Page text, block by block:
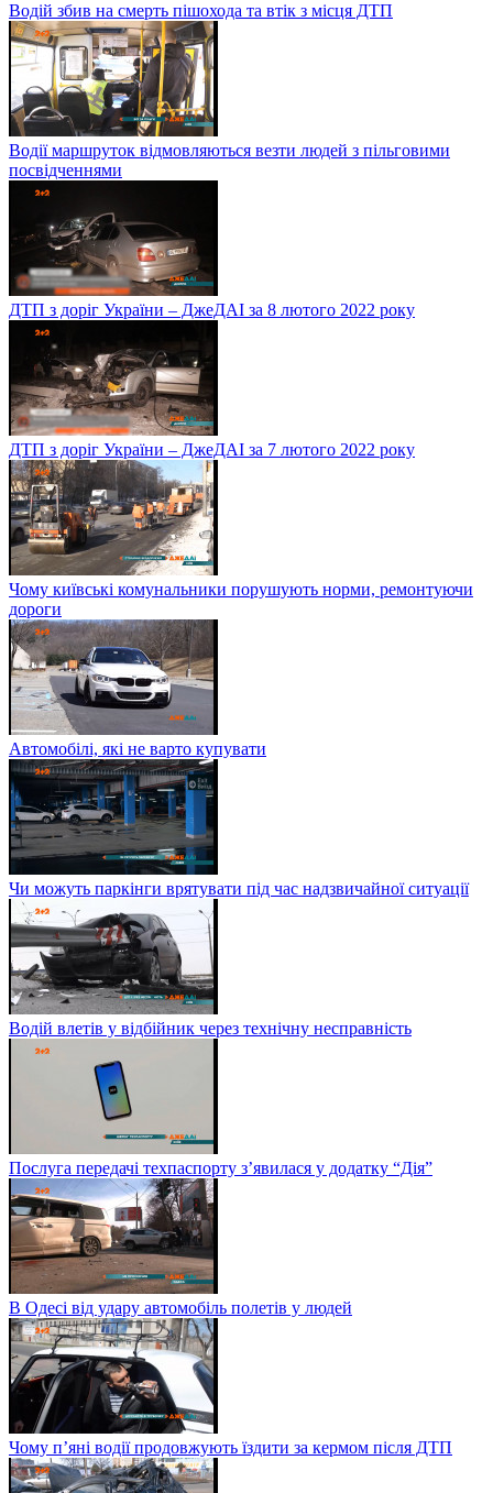
Водій збив на смерть пішохода та втік з місця ДТП
Водії маршруток відмовляються везти людей з пільговими
посвідченнями
ДТП з доріг України – ДжеДАІ за 8 лютого 2022 року
ДТП з доріг України – ДжеДАІ за 7 лютого 2022 року
Чому київські комунальники порушують норми, ремонтуючи
дороги
Автомобілі, які не варто купувати
Чи можуть паркінги врятувати під час надзвичайної ситуації
Водій влетів у відбійник через технічну несправність
Послуга передачі техпаспорту з’явилася у додатку “Дія”
В Одесі від удару автомобіль полетів у людей
Чому п’яні водії продовжують їздити за кермом після ДТП